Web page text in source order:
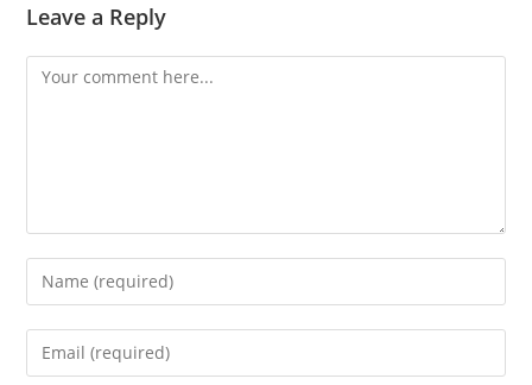
Leave a Reply
Comment
Enter
your
name
Enter
your